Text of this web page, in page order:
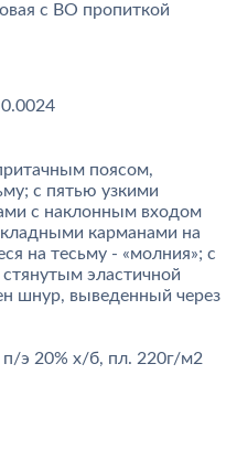
с ВО пропиткой
0.0024
поясом,
с пятью узкими
с наклонным входом
карманами на
на тесьму - «молния»; с
эластичной
шнур, выведенный через
п/э 20% х/б, пл. 220г/м2